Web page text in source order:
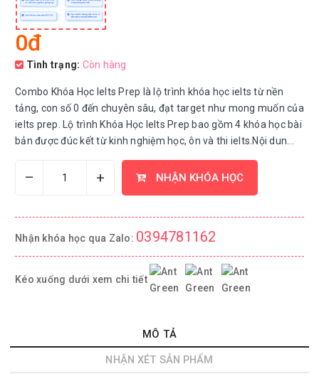
0đ
Tình trạng: Còn hàng
Combo Khóa Học Ielts Prep là lộ trình khóa học ielts từ nền
tảng, con số 0 đến chuyên sâu, đạt target như mong muốn của
ielts prep. Lộ trình Khóa Học Ielts Prep bao gồm 4 khóa học bài
bản được đúc kết từ kinh nghiệm học, ôn và thi ielts.Nội dun...
– + NHẬN KHÓA HỌC
Nhận khóa học qua Zalo: 0394781162
Kéo xuống dưới xem chi tiết
MÔ TẢ
NHẬN XÉT SẢN PHẨM